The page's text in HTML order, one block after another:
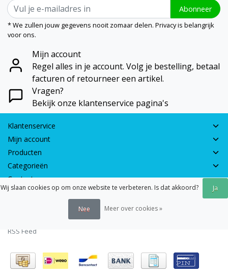
Abonneer
* We zullen jouw gegevens nooit zomaar delen. Privacy is belangrijk
voor ons.
Mijn account
Regel alles in je account. Volg je bestelling, betaal
facturen of retourneer een artikel.
Vragen?
Bekijk onze klantenservice pagina's
Klantenservice
Mijn account
Producten
Categorieën
Contactgegevens
© 2026 - Earth Games | Realisatie:webshop-service.nl
Algemene voorwaarden|Disclaimer
RSS Feed
Wij slaan cookies op om onze website te verbeteren. Is dat akkoord? Ja
Nee Meer over cookies »